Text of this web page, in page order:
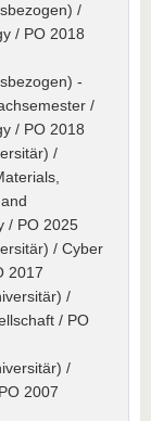
/
/ PO 2018
-
/
/ PO 2018
/
/ PO 2025
/ Cyber
2017
/
/ PO
/
2007